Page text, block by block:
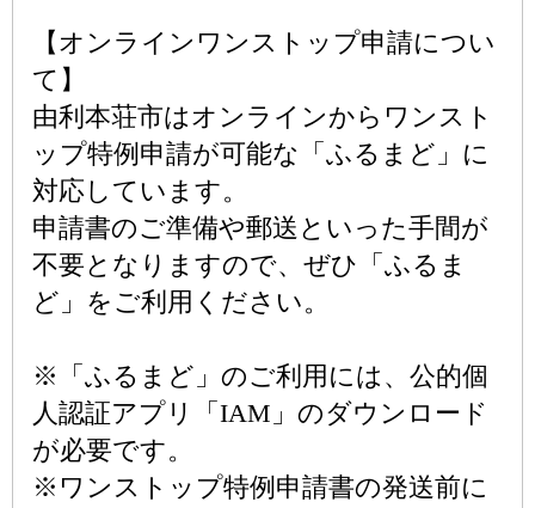
【オンラインワンストップ申請につい
て】
由利本荘市はオンラインからワンスト
ップ特例申請が可能な「ふるまど」に
対応しています。
申請書のご準備や郵送といった手間が
不要となりますので、ぜひ「ふるま
ど」をご利用ください。
※「ふるまど」のご利用には、公的個
人認証アプリ「IAM」のダウンロード
が必要です。
※ワンストップ特例申請書の発送前に